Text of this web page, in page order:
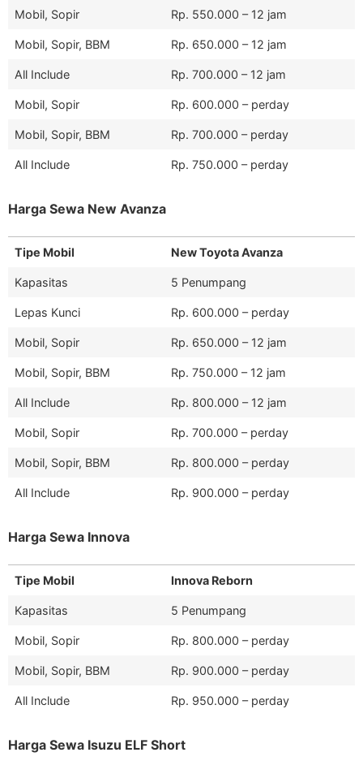
Mobil, Sopir Rp. 550.000 – 12 jam
Mobil, Sopir, BBM Rp. 650.000 – 12 jam
All Include Rp. 700.000 – 12 jam
Mobil, Sopir Rp. 600.000 – perday
Mobil, Sopir, BBM Rp. 700.000 – perday
All Include Rp. 750.000 – perday
Harga Sewa New Avanza
Tipe Mobil New Toyota Avanza
Kapasitas 5 Penumpang
Lepas Kunci Rp. 600.000 – perday
Mobil, Sopir Rp. 650.000 – 12 jam
Mobil, Sopir, BBM Rp. 750.000 – 12 jam
All Include Rp. 800.000 – 12 jam
Mobil, Sopir Rp. 700.000 – perday
Mobil, Sopir, BBM Rp. 800.000 – perday
All Include Rp. 900.000 – perday
Harga Sewa Innova
Tipe Mobil Innova Reborn
Kapasitas 5 Penumpang
Mobil, Sopir Rp. 800.000 – perday
Mobil, Sopir, BBM Rp. 900.000 – perday
All Include Rp. 950.000 – perday
Harga Sewa Isuzu ELF Short